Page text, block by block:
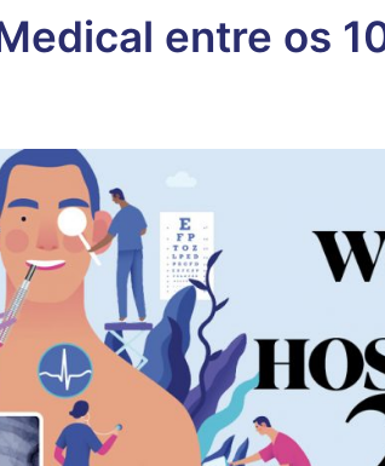
entre os